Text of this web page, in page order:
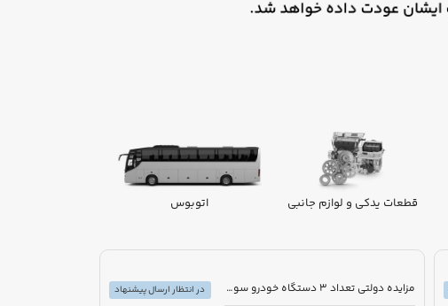
قطعات یدکی و لوازم جانبی اتوبوس
مزایده دولتی تعداد 3 دستگاه خودرو سواری
در انتظار ارسال پیشنهاد